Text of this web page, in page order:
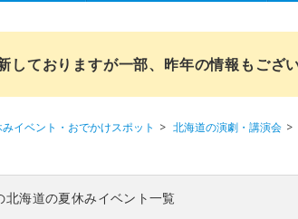
しておりますが一部、昨年の情報もござ
イベント・おでかけスポット 北海道の演劇・講演会
海道の夏休みイベント一覧